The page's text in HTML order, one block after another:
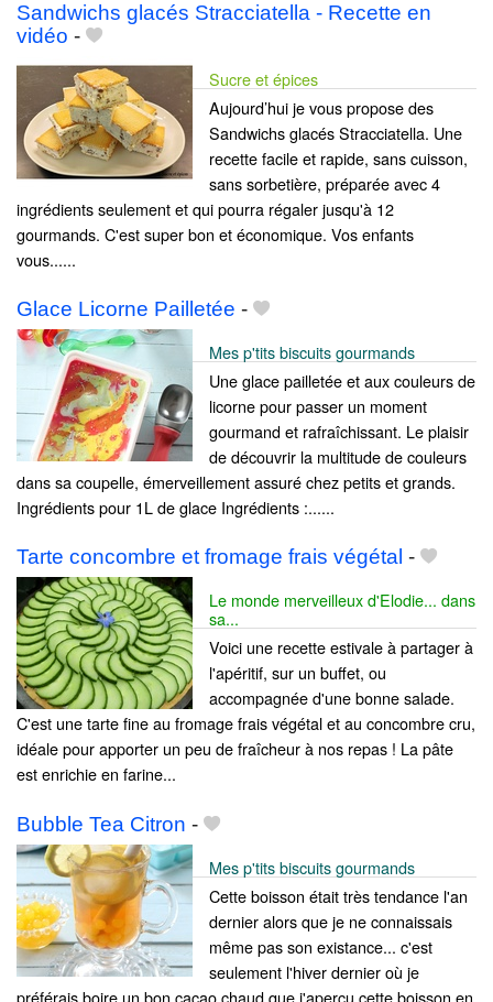
Sandwichs glacés Stracciatella - Recette en
vidéo -
Sucre et épices
Aujourd’hui je vous propose des
Sandwichs glacés Stracciatella. Une
recette facile et rapide, sans cuisson,
sans sorbetière, préparée avec 4
ingrédients seulement et qui pourra régaler jusqu'à 12
gourmands. C'est super bon et économique. Vos enfants
vous......
Glace Licorne Pailletée -
Mes p'tits biscuits gourmands
Une glace pailletée et aux couleurs de
licorne pour passer un moment
gourmand et rafraîchissant. Le plaisir
de découvrir la multitude de couleurs
dans sa coupelle, émerveillement assuré chez petits et grands.
Ingrédients pour 1L de glace Ingrédients :......
Tarte concombre et fromage frais végétal -
Le monde merveilleux d'Elodie... dans
sa...
Voici une recette estivale à partager à
l'apéritif, sur un buffet, ou
accompagnée d'une bonne salade.
C'est une tarte fine au fromage frais végétal et au concombre cru,
idéale pour apporter un peu de fraîcheur à nos repas ! La pâte
est enrichie en farine...
Bubble Tea Citron -
Mes p'tits biscuits gourmands
Cette boisson était très tendance l'an
dernier alors que je ne connaissais
même pas son existance... c'est
seulement l'hiver dernier où je
préférais boire un bon cacao chaud que j'aperçu cette boisson en